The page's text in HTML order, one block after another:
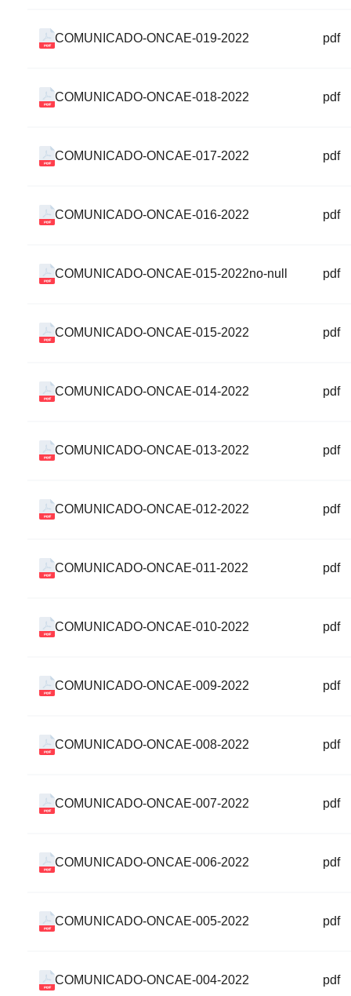
COMUNICADO-ONCAE-019-2022 pdf
COMUNICADO-ONCAE-018-2022 pdf
COMUNICADO-ONCAE-017-2022 pdf
COMUNICADO-ONCAE-016-2022 pdf
COMUNICADO-ONCAE-015-2022no-null pdf
COMUNICADO-ONCAE-015-2022 pdf
COMUNICADO-ONCAE-014-2022 pdf
COMUNICADO-ONCAE-013-2022 pdf
COMUNICADO-ONCAE-012-2022 pdf
COMUNICADO-ONCAE-011-2022 pdf
COMUNICADO-ONCAE-010-2022 pdf
COMUNICADO-ONCAE-009-2022 pdf
COMUNICADO-ONCAE-008-2022 pdf
COMUNICADO-ONCAE-007-2022 pdf
COMUNICADO-ONCAE-006-2022 pdf
COMUNICADO-ONCAE-005-2022 pdf
COMUNICADO-ONCAE-004-2022 pdf